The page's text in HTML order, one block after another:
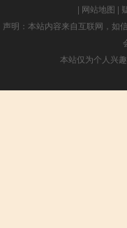
| 网站地图 |
声明：本站内容来自互联网，如
本站仅为个人兴